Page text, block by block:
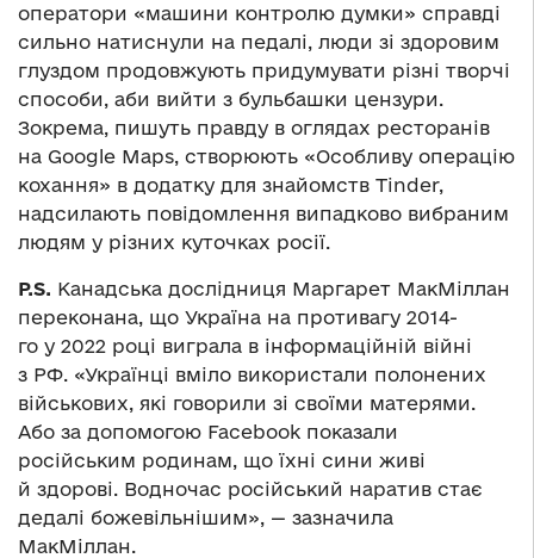
оператори «машини контролю думки» справді
сильно натиснули на педалі, люди зі здоровим
глуздом продовжують придумувати різні творчі
способи, аби вийти з бульбашки цензури.
Зокрема, пишуть правду в оглядах ресторанів
на Google Maps, створюють «Особливу операцію
кохання» в додатку для знайомств Tinder,
надсилають повідомлення випадково вибраним
людям у різних куточках росії.
P.S. Канадська дослідниця Маргарет МакМіллан
переконана, що Україна на противагу 2014-
го у 2022 році виграла в інформаційній війні
з РФ. «Українці вміло використали полонених
військових, які говорили зі своїми матерями.
Або за допомогою Facebook показали
російським родинам, що їхні сини живі
й здорові. Водночас російський наратив стає
дедалі божевільнішим», — зазначила
МакМіллан.